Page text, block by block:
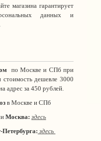
магазина гарантирует
данных и
по Москве и СПб при
стоимость дешевле 3000
адрес за 450 рублей.
в Москве и СПб
Москва: здесь
Петербурга: здесь